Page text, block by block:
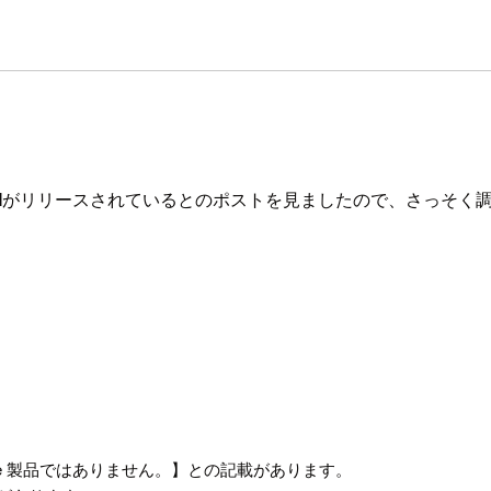
がリリースされているとのポストを見ましたので、さっそく
品ではありません。】との記載があります。